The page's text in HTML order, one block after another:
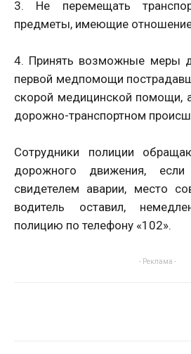
3. Не перемещать
предметы, имеющие
4. Принять возможные меры
первой медпомощи
скорой медицинской помощи,
дорожно-транспортном
Сотрудники полиции
дорожного движения,
свидетелем аварии, место
водитель оставил,
полицию по телефону «102».
- Реклама -